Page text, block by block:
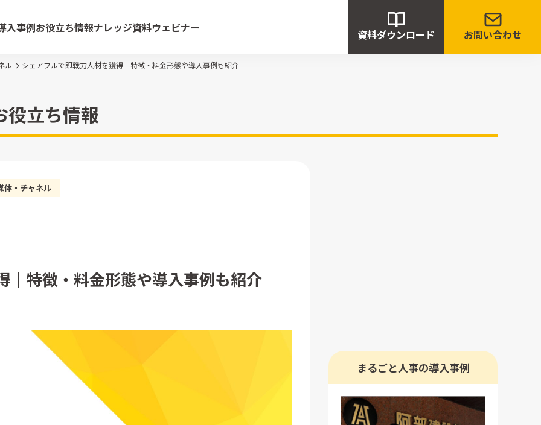
入事例お役立ち情報ナレッジ資料ウェビナー
資料ダウンロード お問い合わせ
ル シェアフルで即戦力人材を獲得｜特徴・料金形態や導入事例も紹介
役立ち情報
体・チャネル
｜特徴・料金形態や導入事例も紹介
まるごと人事の導入事例